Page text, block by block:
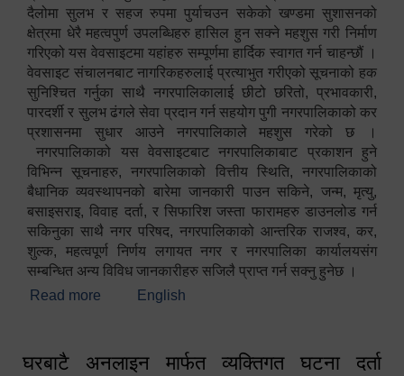
दैलोमा सुलभ र सहज रुपमा पुर्याचउन सकेको खण्डमा सुशासनको
क्षेत्रमा धेरै महत्वपुर्ण उपलब्धिहरु हासिल हुन सक्ने महशुस गरी निर्माण
गरिएको यस वेवसाइटमा यहांहरु सम्पूर्णमा हार्दिक स्वागत गर्न चाहन्छौं ।
वेवसाइट संचालनबाट नागरिकहरुलाई प्रत्याभुत गरीएको सूचनाको हक
सुनिश्चित गर्नुका साथै नगरपालिकालाई छीटो छरितो, प्रभावकारी,
पारदर्शी र सुलभ ढंगले सेवा प्रदान गर्न सहयोग पुगी नगरपालिकाको कर
प्रशासनमा सुधार आउने नगरपालिकाले महशुस गरेको छ ।
नगरपालिकाको यस वेवसाइटबाट नगरपालिकाबाट प्रकाशन हुने
विभिन्न सूचनाहरु, नगरपालिकाको वित्तीय स्थिति, नगरपालिकाको
बैधानिक व्यवस्थापनको बारेमा जानकारी पाउन सकिने, जन्म, मृत्यु,
बसाइसराइ, विवाह दर्ता, र सिफारिश जस्ता फारामहरु डाउनलोड गर्न
सकिनुका साथै नगर परिषद, नगरपालिकाको आन्तरिक राजश्व, कर,
शुल्क, महत्वपूर्ण निर्णय लगायत नगर र नगरपालिका कार्यालयसंग
सम्बन्धित अन्य विविध जानकारीहरु सजिलै प्राप्त गर्न सक्नु हुनेछ ।
Read more about स्वागतम!!!
English
घरबाटै अनलाइन मार्फत व्यक्तिगत घटना दर्ता